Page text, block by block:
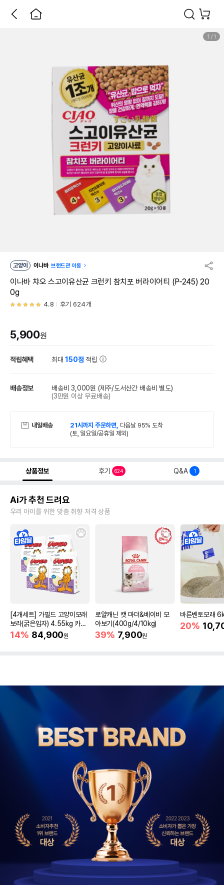
1 / 1
고양이 이나바 브랜드관 이동
이나바 챠오 스고이유산균 크런키 참치포 버라이어티 (P-245) 20
0g
4.8 후기 624개
5,900원
적립혜택 최대150점 적립
배송정보 배송비 3,000원 (제주/도서산간 배송비 별도)
(3만원 이상 무료배송)
내일배송 21시까지 주문하면, 다음날 95% 도착
(토, 일요일/공휴일 제외)
상품정보 후기 624 Q&A 1
Ai가 추천 드려요
우리 아이를 위한 맞춤 취향 저격 상품
[4개세트] 가필드 고양이모래
보라(굵은입자) 4.55kg 카사
바모래
14% 84,900원
로얄캐닌 캣 마더&베이비 모
아보기(400g/4/10kg)
39% 7,900원
바른벤토모래
20%